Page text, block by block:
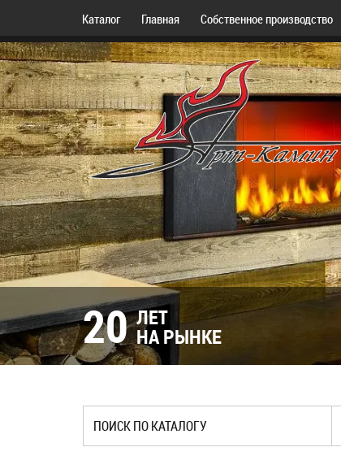
Каталог Главная Собственное производство
20 ЛЕТ
НА РЫНКЕ